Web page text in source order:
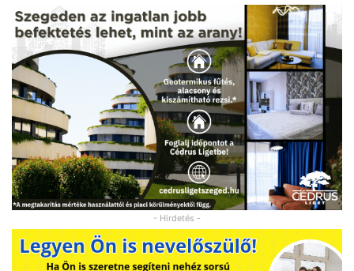
- Hirdetés -